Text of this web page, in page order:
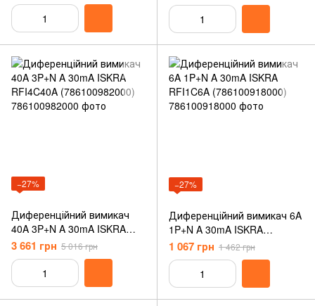
−27%
Диференційний вимикач
40A 3P+N A 30mA ISKRA
RFI4C40A (786100982000)
3 661 грн 5 016 грн
−27%
Диференційний вимикач 6A
1P+N A 30mA ISKRA
RFI1C6A (786100918000)
1 067 грн 1 462 грн